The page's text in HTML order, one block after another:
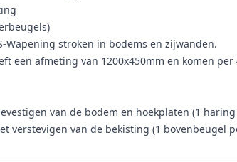
Wapening stroken in bodems en zijwanden.
een afmeting van 1200x450mm en komen
van de bodem en hoekplaten (1
verstevigen van de bekisting (1 bovenbeugel